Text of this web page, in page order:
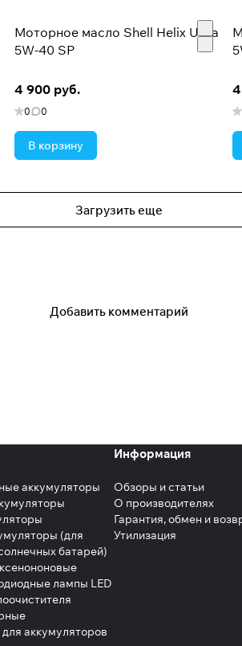
Моторное масло Shell Helix Ultra
5W-40 SP
4 900 руб.
0 0
В корзину
Загрузить еще
Добавить комментарий
аккумуляторы
(для
батарей)
лампы LED
аккумуляторов
Информация
Обзоры и статьи
О производителях
Гарантия, обмен и
Утилизация